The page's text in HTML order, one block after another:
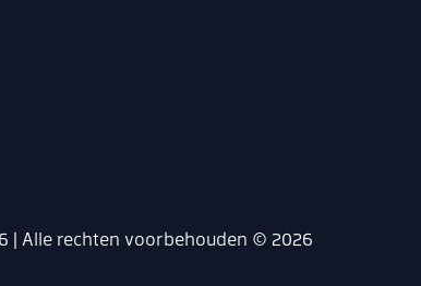
| Alle rechten voorbehouden © 2026